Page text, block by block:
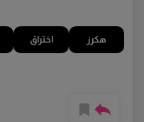
هكرز اختراق